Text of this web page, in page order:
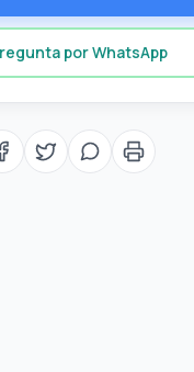
por WhatsApp